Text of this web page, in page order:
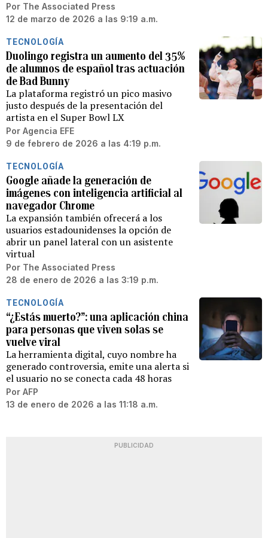
Por The Associated Press
12 de marzo de 2026 a las 9:19 a.m.
TECNOLOGÍA
Duolingo registra un aumento del 35%
de alumnos de español tras actuación
de Bad Bunny
La plataforma registró un pico masivo
justo después de la presentación del
artista en el Super Bowl LX
Por Agencia EFE
9 de febrero de 2026 a las 4:19 p.m.
TECNOLOGÍA
Google añade la generación de
imágenes con inteligencia artificial al
navegador Chrome
La expansión también ofrecerá a los
usuarios estadounidenses la opción de
abrir un panel lateral con un asistente
virtual
Por The Associated Press
28 de enero de 2026 a las 3:19 p.m.
TECNOLOGÍA
“¿Estás muerto?”: una aplicación china
para personas que viven solas se
vuelve viral
La herramienta digital, cuyo nombre ha
generado controversia, emite una alerta si
el usuario no se conecta cada 48 horas
Por AFP
13 de enero de 2026 a las 11:18 a.m.
PUBLICIDAD